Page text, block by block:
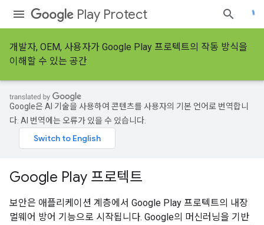
Play Protect
개발자, OEM, 사용자가 Google Play 프로텍트의 작동 방식을
이해할 수 있는 공간
Google은 AI 기술을 사용하여 콘텐츠를 사용자의 기본 언어로 번역합니
다. AI 번역에는 오류가 있을 수 있습니다.
Google Play 프로텍트
보안은 애플리케이션 계층에서 Google Play 프로텍트의 내장
멀웨어 방어 기능으로 시작됩니다. Google의 머신러닝을 기반